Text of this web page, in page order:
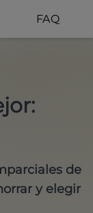
FAQ
de
y elegir